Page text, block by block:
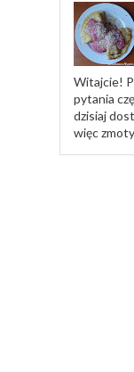
Witajcie!
pytania
dzisiaj
więc